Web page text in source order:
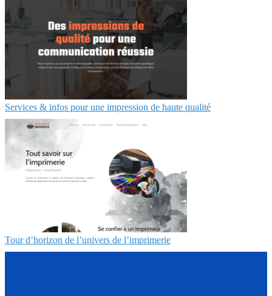
Services & infos pour une impression de haute qualité
Tour d’horizon de l’univers de l’imprimerie